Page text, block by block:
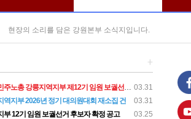
현장의 소리를 담은 강원본부 소식지입니다.
+
03.31
총 강릉지역지부 제12기 임원 보궐선거결과 공고
03.31
역지부 2026년 정기 대의원대회 재소집 건
03.25
부 12기 임원 보궐선거 후보자 확정 공고